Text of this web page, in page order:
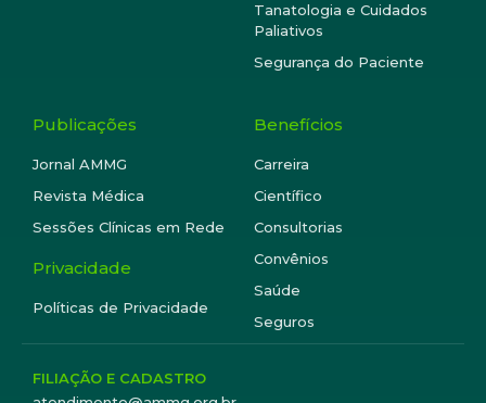
Tanatologia e Cuidados
Paliativos
Segurança do Paciente
Publicações
Jornal AMMG
Revista Médica
Sessões Clínicas em Rede
Privacidade
Políticas de Privacidade
Benefícios
Carreira
Científico
Consultorias
Convênios
Saúde
Seguros
FILIAÇÃO E CADASTRO